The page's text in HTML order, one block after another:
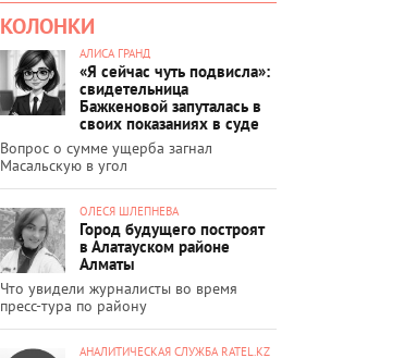
КОЛОНКИ
АЛИСА ГРАНД
«Я сейчас чуть подвисла»:
свидетельница
Бажкеновой запуталась в
своих показаниях в суде
Вопрос о сумме ущерба загнал
Масальскую в угол
ОЛЕСЯ ШЛЕПНЕВА
Город будущего построят
в Алатауском районе
Алматы
Что увидели журналисты во время
пресс-тура по району
АНАЛИТИЧЕСКАЯ СЛУЖБА RATEL.KZ